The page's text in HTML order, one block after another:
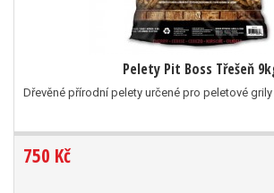
Pelety Pit Boss Třešeň
Dřevěné přírodní pelety určené pro peletové
750 Kč